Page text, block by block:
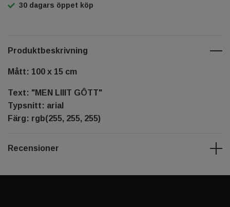
30 dagars öppet köp
Produktbeskrivning
Mått: 100 x 15 cm
Text: "MEN LIIIT GÔTT"
Typsnitt: arial
Färg: rgb(255, 255, 255)
Recensioner